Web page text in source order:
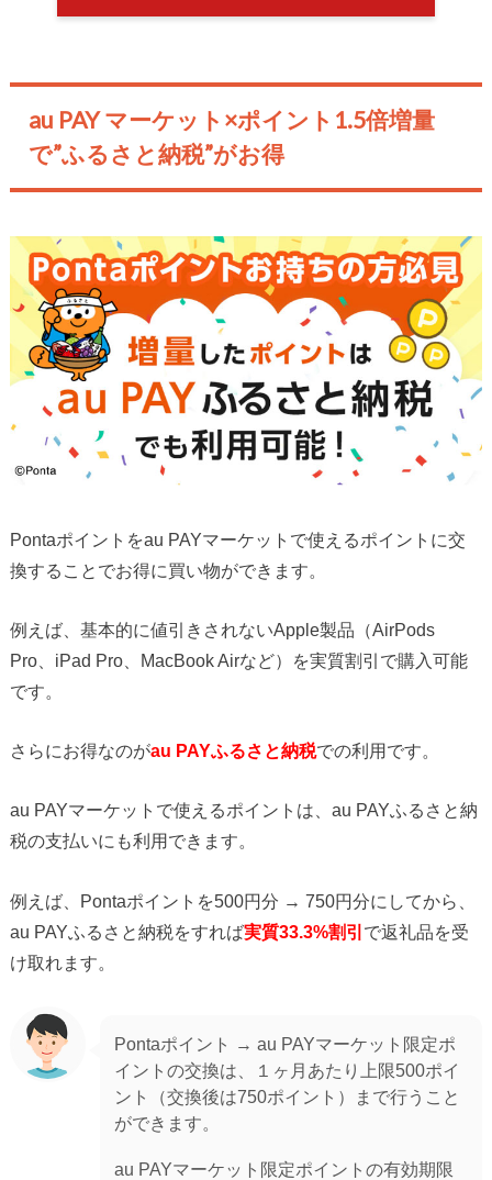
au PAY マーケット×ポイント1.5倍増量
で”ふるさと納税”がお得
Pontaポイントをau PAYマーケットで使えるポイントに交
換することでお得に買い物ができます。
例えば、基本的に値引きされないApple製品（AirPods
Pro、iPad Pro、MacBook Airなど）を実質割引で購入可能
です。
さらにお得なのがau PAYふるさと納税での利用です。
au PAYマーケットで使えるポイントは、au PAYふるさと納
税の支払いにも利用できます。
例えば、Pontaポイントを500円分 → 750円分にしてから、
au PAYふるさと納税をすれば実質33.3%割引 で返礼品を受
け取れます。
Pontaポイント → au PAYマーケット限定ポ
イントの交換は、１ヶ月あたり上限500ポイ
ント（交換後は750ポイント）まで行うこと
ができます。
au PAYマーケット限定ポイントの有効期限